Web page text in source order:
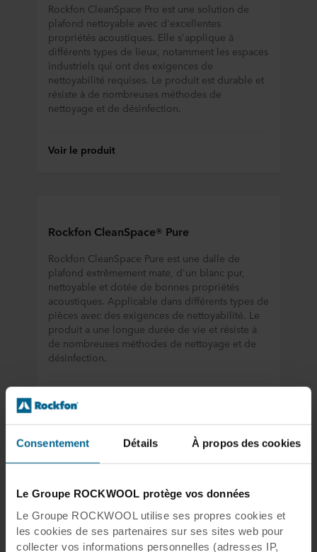
Consentement Détails À propos des cookies
Le Groupe ROCKWOOL protège vos données
Le Groupe ROCKWOOL utilise ses propres cookies et
les cookies de ses partenaires sur ses sites web pour
collecter vos informations personnelles (adresses IP,
Rockfon CleanSpace Pro est une solution de
plafond nettoyable avec d'excellentes
propriétés acoustiques. Elle s'applique à
différents types de lieux, notamment les espaces
industriels qui ont des exigences de
nettoyabilité requises. Le produit est durable et
résiste à de nombreuses méthodes de
nettoyage et de désinfection.
Voir le produit
Rockfon CleanSpace® Pure
Rockfon CleanSpace Pure est une dalle de
plafond extrêmement mate, d'un blanc pur,
nettoyable et dotée de bonnes propriétés
acoustiques. Applicable dans différents types de
pièces avec des exigences de nettoyabilité. Le
produit a une longue durée de vie et résiste à
de nombreuses méthodes de nettoyage et de
désinfection.
Voir le produit
de haute qualité.